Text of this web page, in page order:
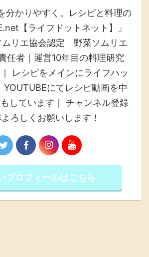
分かりやすく。レシピと料理の
【ライフドットネット】」
ムリエ協会認定 野菜ソムリエ
任者｜運営10年目の料理研究
レシピをメインにライフハッ
YOUTUBEにてレシピ動画を中
しています｜ チャンネル登録
ろしくお願いします！
プロフィールはこちら